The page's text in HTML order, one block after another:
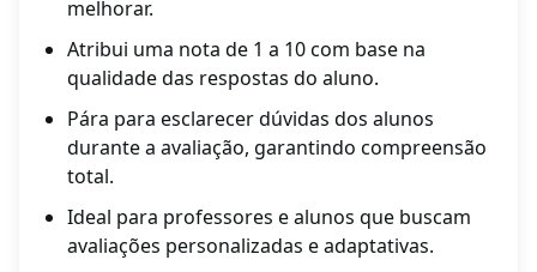
melhorar.
Atribui uma nota de 1 a 10 com base na
qualidade das respostas do aluno.
Pára para esclarecer dúvidas dos alunos
durante a avaliação, garantindo compreensão
total.
Ideal para professores e alunos que buscam
avaliações personalizadas e adaptativas.